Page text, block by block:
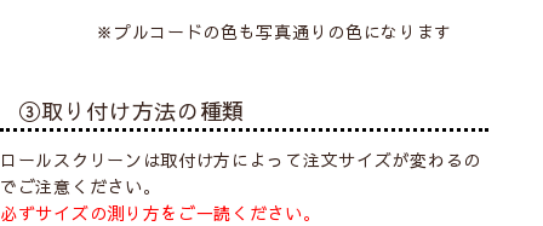
※プルコードの色も写真通りの色になります
③取り付け方法の種類
ロールスクリーンは取付け方によって注文サイズが変わるの
でご注意ください。
必ずサイズの測り方をご一読ください。